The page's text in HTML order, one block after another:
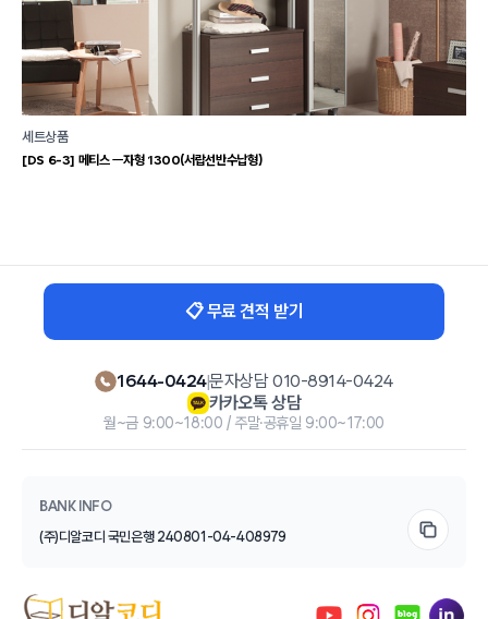
세트상품
[DS 6-3] 메티스 ㅡ자형 1300(서랍선반수납형)
📋 무료 견적 받기
1644-0424|문자상담 010-8914-0424
카카오톡 상담
월~금 9:00~18:00 / 주말·공휴일 9:00~17:00
BANK INFO
(주)디알코디 국민은행 240801-04-408979